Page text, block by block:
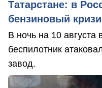
Татарстане: в
бензиновый
В ночь на 10 августа
беспилотник
завод.